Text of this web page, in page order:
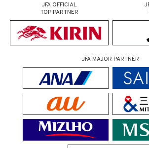
JFA OFFICIAL
TOP PARTNER
JFA MAJOR PARTNER